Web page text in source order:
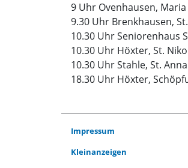
9 Uhr Ovenhausen, Maria
9.30 Uhr Brenkhausen,
10.30 Uhr Seniorenhaus
10.30 Uhr Höxter, St.
10.30 Uhr Stahle, St.
18.30 Uhr Höxter,
Impressum
Kleinanzeigen